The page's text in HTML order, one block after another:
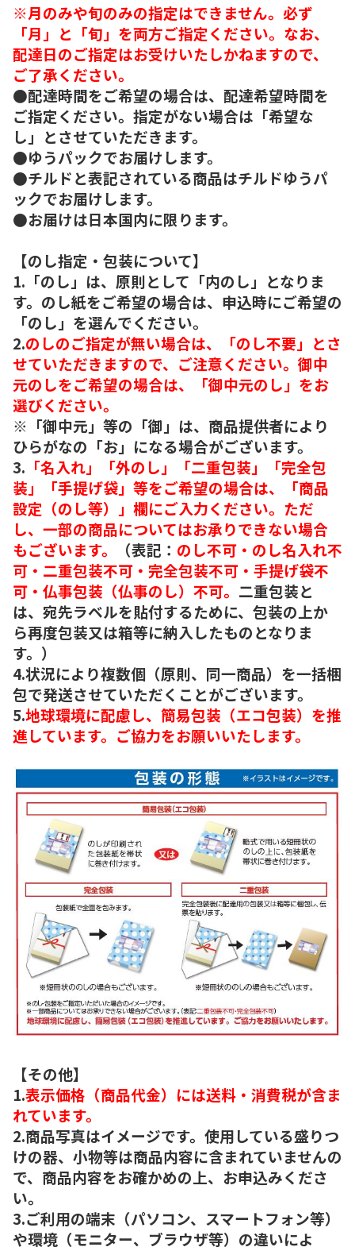
※月のみや旬のみの指定はできません。必ず
「月」と「旬」を両方ご指定ください。なお、
配達日のご指定はお受けいたしかねますので、
ご了承ください。
●配達時間をご希望の場合は、配達希望時間を
ご指定ください。指定がない場合は「希望な
し」とさせていただきます。
●ゆうパックでお届けします。
●チルドと表記されている商品はチルドゆうパ
ックでお届けします。
●お届けは日本国内に限ります。
【のし指定・包装について】
1.「のし」は、原則として「内のし」となりま
す。のし紙をご希望の場合は、申込時にご希望の
「のし」を選んでください。
2.のしのご指定が無い場合は、「のし不要」とさ
せていただきますので、ご注意ください。御中
元のしをご希望の場合は、「御中元のし」をお
選びください。
※「御中元」等の「御」は、商品提供者により
ひらがなの「お」になる場合がございます。
3. 「名入れ」「外のし」「二重包装」「完全包
装」「手提げ袋」等をご希望の場合は、「商品
設定（のし等）」欄にご入力ください。ただ
し、一部の商品についてはお承りできない場合
もございます。
（表記： のし不可・のし名入れ不
可・二重包装不可・完全包装不可・手提げ袋不
可・仏事包装（仏事のし）不可。 二重包装と
は、宛先ラベルを貼付するために、包装の上か
ら再度包装又は箱等に納入したものとなりま
す。）
4.状況により複数個（原則、同一商品）を一括梱
包で発送させていただくことがございます。
5.地球環境に配慮し、簡易包装（エコ包装）を推
進しています。ご協力をお願いいたします。
【その他】
1.表示価格（商品代金）には送料・消費税が含ま
れています。
2.商品写真はイメージです。使用している盛りつ
けの器、小物等は商品内容に含まれていませんの
で、商品内容をお確かめの上、お申込みくださ
い。
3.ご利用の端末（パソコン、スマートフォン等）
や環境（モニター、ブラウザ等）の違いによ